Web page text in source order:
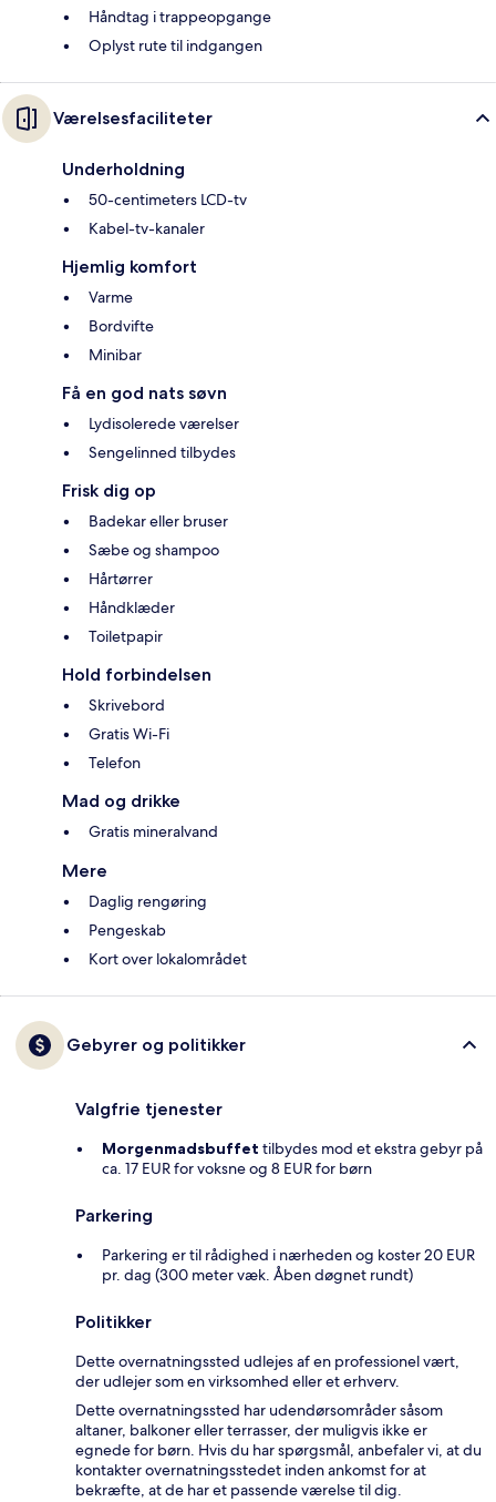
Håndtag i trappeopgange
Oplyst rute til indgangen
Værelsesfaciliteter
Underholdning
50-centimeters LCD-tv
Kabel-tv-kanaler
Hjemlig komfort
Varme
Bordvifte
Minibar
Få en god nats søvn
Lydisolerede værelser
Sengelinned tilbydes
Frisk dig op
Badekar eller bruser
Sæbe og shampoo
Hårtørrer
Håndklæder
Toiletpapir
Hold forbindelsen
Skrivebord
Gratis Wi-Fi
Telefon
Mad og drikke
Gratis mineralvand
Mere
Daglig rengøring
Pengeskab
Kort over lokalområdet
Gebyrer og politikker
Valgfrie tjenester
Morgenmadsbuffet tilbydes mod et ekstra gebyr på
ca. 17 EUR for voksne og 8 EUR for børn
Parkering
Parkering er til rådighed i nærheden og koster 20 EUR
pr. dag (300 meter væk. Åben døgnet rundt)
Politikker
Dette overnatningssted udlejes af en professionel vært,
der udlejer som en virksomhed eller et erhverv.
Dette overnatningssted har udendørsområder såsom
altaner, balkoner eller terrasser, der muligvis ikke er
egnede for børn. Hvis du har spørgsmål, anbefaler vi, at du
kontakter overnatningsstedet inden ankomst for at
bekræfte, at de har et passende værelse til dig.